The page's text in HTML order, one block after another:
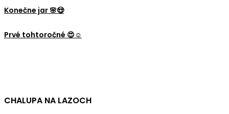
Konečne jar 🌸😍
Prvé tohtoročné 😍☺️
CHALUPA NA LAZOCH